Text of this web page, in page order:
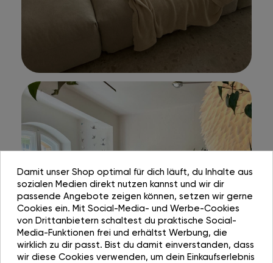
Damit unser Shop optimal für dich läuft, du Inhalte aus
sozialen Medien direkt nutzen kannst und wir dir
passende Angebote zeigen können, setzen wir gerne
Cookies ein. Mit Social-Media- und Werbe-Cookies
von Drittanbietern schaltest du praktische Social-
Media-Funktionen frei und erhältst Werbung, die
wirklich zu dir passt. Bist du damit einverstanden, dass
wir diese Cookies verwenden, um dein Einkaufserlebnis